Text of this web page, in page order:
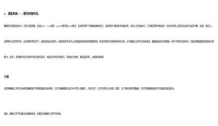
4、调度系统 —— 勤劳的操作员。
确保任务的稳定执行。许多计算逻辑，包括HQL、Java程序、python程序和spark程序，在某些条件下需要按顺序执行，这些条件可能是时间驱动的：每天3点开始执行；它可能是条件驱动的：在执行所有上游任务后执行当前步骤。当然，事实上，
这两种方法常常并存。在这种需求背景下，调度系统应运而生。调度系统不仅可以实现最基本的版本管理控制，而且控制任务是按条件执行的。对于数据工具平台系统来说，数据修改往往伴随着一系列下游任务的执行，因此需要级联筛选和执行的
能力。此外，还需要对任务的执行情况进行监控，找出任务的异常情况，包括执行失败、输出延迟等，以便及时处理。
小结
这四种数据工具平台系统是根据用户的感知强度来安排的。它们在数据建设/运行中不是“必要的”。没有它们，它们仍然可以完成。然而，为了更好地利用数据，它们是相辅相成和不可或缺的组成部分。
因此，数据工作不仅要关注数据本身，还要关注数据工具平台系统。